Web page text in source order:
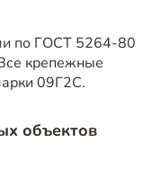
по ГОСТ 5264-80
крепежные
09Г2С.
объектов